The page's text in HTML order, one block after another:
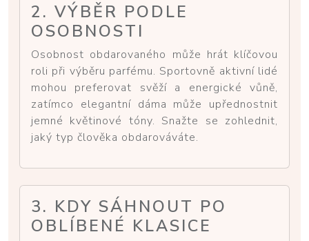
2. VÝBĚR PODLE
OSOBNOSTI
Osobnost obdarovaného může hrát klíčovou
roli při výběru parfému. Sportovně aktivní lidé
mohou preferovat svěží a energické vůně,
zatímco elegantní dáma může upřednostnit
jemné květinové tóny. Snažte se zohlednit,
jaký typ člověka obdarováváte.
3. KDY SÁHNOUT PO
OBLÍBENÉ KLASICE